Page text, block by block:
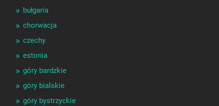
bułgaria
chorwacja
czechy
estonia
góry bardzkie
góry bialskie
góry bystrzyckie